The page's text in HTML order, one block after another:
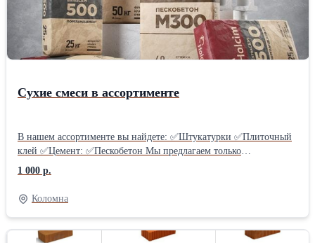
блоки ОДС
Сухие смеси в ассортименте
В нашем ассортименте вы найдете: ✅Штукатурки ✅Плиточный
клей ✅Цемент: ✅Пескобетон Мы предлагаем только
проверенные сухие смеси от ведущих производителей, которые
гарантируют надежность и превосходный результат. ✨ Наши
консультанты всегда готовы помочь вам с выбором оптимального
продукта для вашего проекта, рассчитать необходимое
количество и дать полезные советы по применению. 🤝 Не
откладывайте свой ремонт! Начните с лучшего – с надежных
1 000 р.
Коломна